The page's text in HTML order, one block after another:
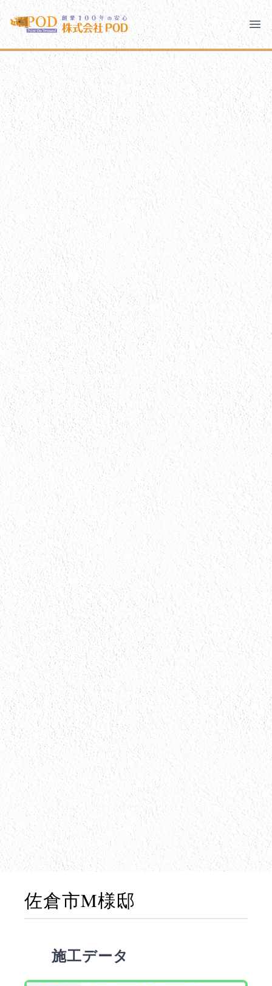
メインコンテンツにスキップ
株式会社ペイント・オン・デマンド
千葉の外壁塗装・屋根塗装なら創業100年の安心 ペイン
株式会社ペイント・オン・デマンド
モバイルメニュー
PODのまちづくり
ご相談と流れ
PODについて
佐倉市M様邸
施工データ